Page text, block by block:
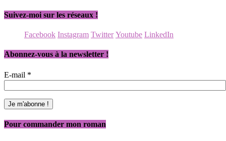
Suivez-moi sur les réseaux !
Facebook Instagram Twitter Youtube LinkedIn
Abonnez-vous à la newsletter !
E-mail *
Pour commander mon roman